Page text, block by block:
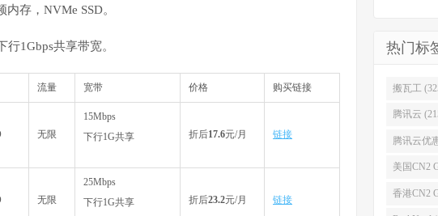
存，NVMe SSD。
1Gbps共享带宽。
流量 宽带 价格 购买链接
无限
15Mbps
下行1G共享
折后17.6元/月 链接
无限
25Mbps
下行1G共享
折后23.2元/月 链接
热门标
搬瓦工
腾讯云
腾讯云优
美国CN2
(141)
香港CN2